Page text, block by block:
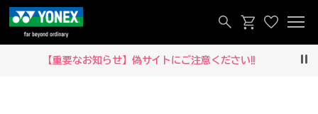
【重要なお知らせ】偽サイトにご注意ください‼